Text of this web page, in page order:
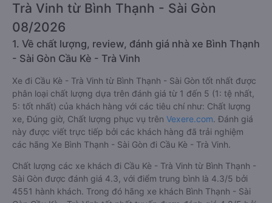
Trà Vinh từ Bình Thạnh - Sài Gòn
08/2026
1. Về chất lượng, review, đánh giá nhà xe Bình Thạnh
- Sài Gòn Cầu Kè - Trà Vinh
Xe đi Cầu Kè - Trà Vinh từ Bình Thạnh - Sài Gòn tốt nhất được
phân loại chất lượng dựa trên đánh giá từ 1 đến 5 (1: tệ nhất,
5: tốt nhất) của khách hàng với các tiêu chí như: Chất lượng
xe, Đúng giờ, Chất lượng phục vụ trên Vexere.com. Đánh giá
này được viết trực tiếp bởi các khách hàng đã trải nghiệm
các hãng Xe Bình Thạnh - Sài Gòn đi Cầu Kè - Trà Vinh.
Chất lượng các xe khách đi Cầu Kè - Trà Vinh từ Bình Thạnh -
Sài Gòn được đánh giá 4.3, với điểm trung bình là 4.3/5 bởi
4551 hành khách. Trong đó hãng xe khách Bình Thạnh - Sài